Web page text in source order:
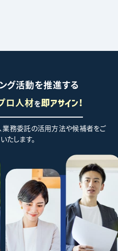
グ活動を推進する
ロ人材を即アサイン!
業務委託の活用方法や候補者をご
たします。